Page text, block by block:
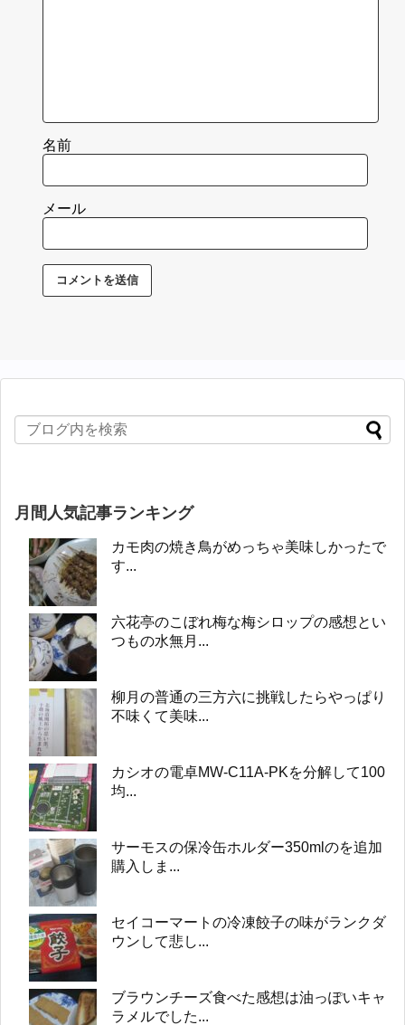
名前
メール
月間人気記事ランキング
カモ肉の焼き鳥がめっちゃ美味しかったで
す...
六花亭のこぼれ梅な梅シロップの感想とい
つもの水無月...
柳月の普通の三方六に挑戦したらやっぱり
不味くて美味...
カシオの電卓MW-C11A-PKを分解して100
均...
サーモスの保冷缶ホルダー350mlのを追加
購入しま...
セイコーマートの冷凍餃子の味がランクダ
ウンして悲し...
ブラウンチーズ食べた感想は油っぽいキャ
ラメルでした...